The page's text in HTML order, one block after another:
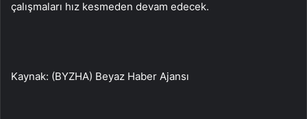
çalışmaları hız kesmeden devam edecek.
Kaynak: (BYZHA) Beyaz Haber Ajansı